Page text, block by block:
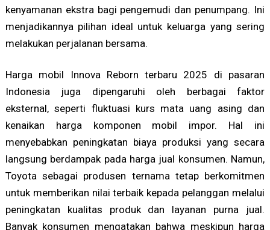
kenyamanan ekstra bagi pengemudi dan penumpang. Ini
menjadikannya pilihan ideal untuk keluarga yang sering
melakukan perjalanan bersama.
Harga mobil Innova Reborn terbaru 2025 di pasaran
Indonesia juga dipengaruhi oleh berbagai faktor
eksternal, seperti fluktuasi kurs mata uang asing dan
kenaikan harga komponen mobil impor. Hal ini
menyebabkan peningkatan biaya produksi yang secara
langsung berdampak pada harga jual konsumen. Namun,
Toyota sebagai produsen ternama tetap berkomitmen
untuk memberikan nilai terbaik kepada pelanggan melalui
peningkatan kualitas produk dan layanan purna jual.
Banyak konsumen mengatakan bahwa meskipun harga